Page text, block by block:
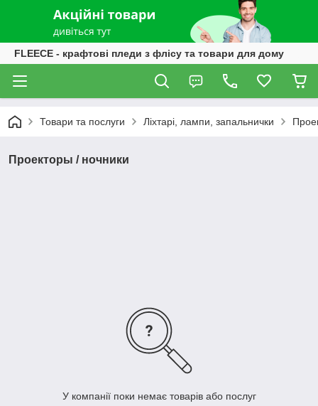
FLEECE - крафтові пледи з флісу та товари для дому
Товари та послуги Ліхтарі, лампи, запальнички
Проекторы / ночники
У компанії поки немає товарів або послуг